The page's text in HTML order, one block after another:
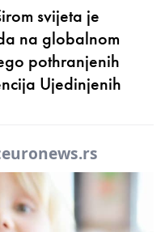
svijeta je
na globalnom
pothranjenih
Ujedinjenih
euronews.rs